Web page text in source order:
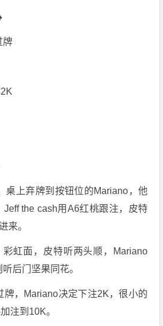
牌
桌上弃牌到按钮位的Mariano，他
the cash用A6红桃跟注，皮特
来。
彩虹面，皮特听两头顺，Mariano
后门坚果同花。
牌，Mariano决定下注2K，很小的
注到10K。